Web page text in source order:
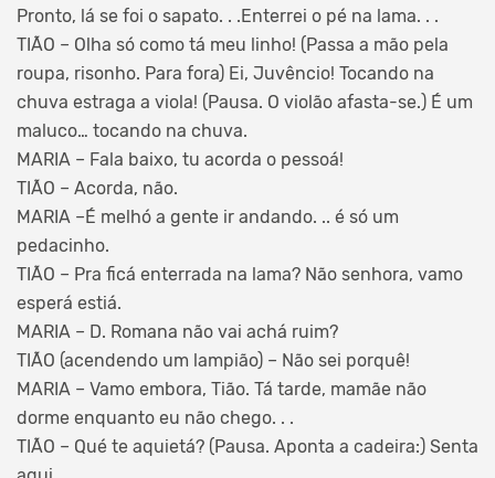
Pronto, lá se foi o sapato. . .Enterrei o pé na lama. . .
TIÃO – Olha só como tá meu linho! (Passa a mão pela
roupa, risonho. Para fora) Ei, Juvêncio! Tocando na
chuva estraga a viola! (Pausa. O violão afasta-se.) É um
maluco… tocando na chuva.
MARIA – Fala baixo, tu acorda o pessoá!
TIÃO – Acorda, não.
MARIA –É melhó a gente ir andando. .. é só um
pedacinho.
TIÃO – Pra ficá enterrada na lama? Não senhora, vamo
esperá estiá.
MARIA – D. Romana não vai achá ruim?
TIÃO (acendendo um lampião) – Não sei porquê!
MARIA – Vamo embora, Tião. Tá tarde, mamãe não
dorme enquanto eu não chego. . .
TIÃO – Qué te aquietá? (Pausa. Aponta a cadeira:) Senta